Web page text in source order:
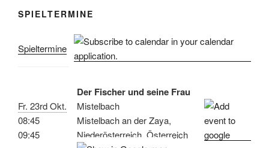
SPIELTERMINE
Spieltermine
Fr. 23rd Okt.
08:45
09:45
Der Fischer und seine Frau
Mistelbach
Mistelbach an der Zaya,
Niederösterreich, Österreich